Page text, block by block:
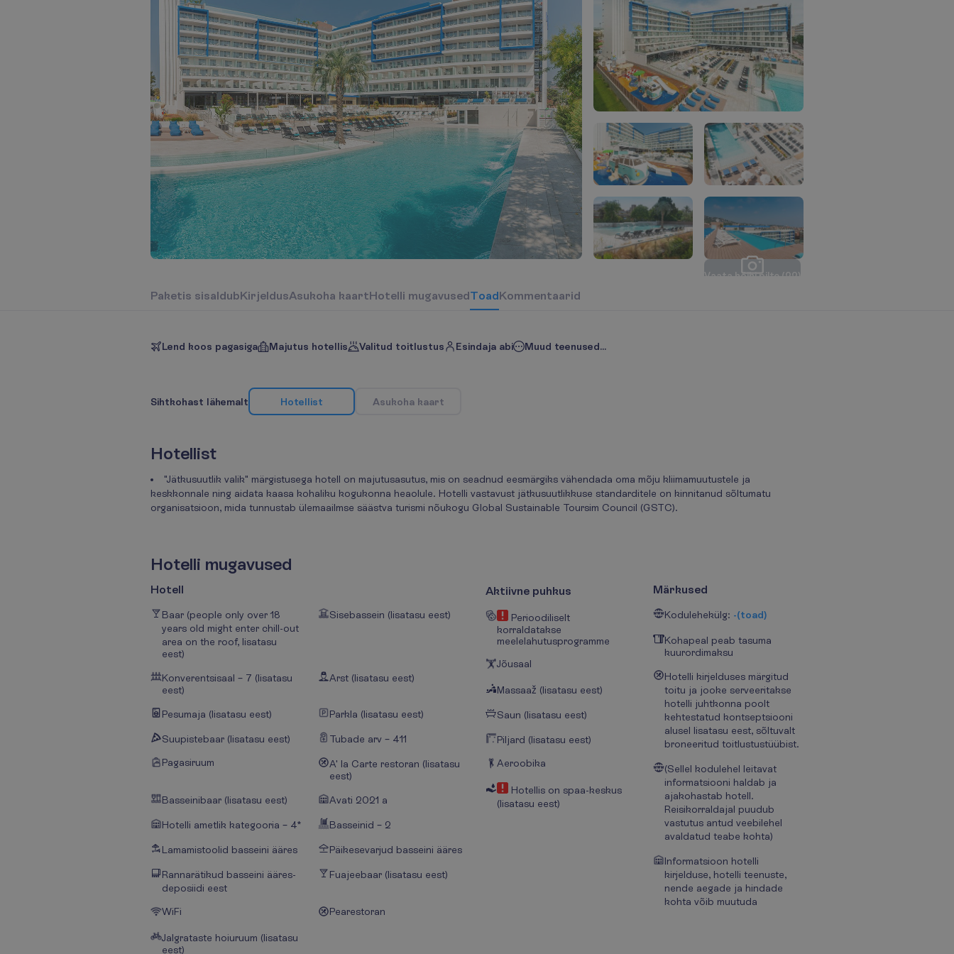
Vaata kõiki pilte (22)
Paketis sisaldubKirjeldusAsukoha kaartHotelli mugavusedToadKommentaarid
Lend koos pagasiga Majutus hotellis Valitud toitlustus Esindaja abi Muud teenused...
Sihtkohast lähemalt Hotellist Asukoha kaart
Hotellist
"Jätkusuutlik valik" märgistusega hotell on majutusasutus, mis on seadnud eesmärgiks vähendada oma mõju kliimamuutustele ja
keskkonnale ning aidata kaasa kohaliku kogukonna heaolule. Hotelli vastavust jätkusuutlikkuse standarditele on kinnitanud sõltumatu
organisatsioon, mida tunnustab ülemaailmse säästva turismi nõukogu Global Sustainable Toursim Council (GSTC).
Hotelli mugavused
Hotell
Baar (people only over 18
years old might enter chill-out
area on the roof, lisatasu
eest)
Sisebassein (lisatasu eest)
Konverentsisaal – 7 (lisatasu
eest)
Arst (lisatasu eest)
Pesumaja (lisatasu eest) Parkla (lisatasu eest)
Suupistebaar (lisatasu eest) Tubade arv – 411
Pagasiruum
A' la Carte restoran (lisatasu
eest)
Basseinibaar (lisatasu eest) Avati 2021 a
Hotelli ametlik kategooria – 4* Basseinid – 2
Lamamistoolid basseini ääres Päikesevarjud basseini ääres
Rannarätikud basseini ääres-
deposiidi eest
Fuajeebaar (lisatasu eest)
WiFi Pearestoran
Jalgrataste hoiuruum (lisatasu
eest)
Aktiivne puhkus
Perioodiliselt
korraldatakse
meelelahutusprogramme
Jõusaal
Massaaž (lisatasu eest)
Saun (lisatasu eest)
Piljard (lisatasu eest)
Aeroobika
Hotellis on spaa-keskus
(lisatasu eest)
Märkused
Kodulehekülg: -(toad)
Kohapeal peab tasuma
kuurordimaksu
Hotelli kirjelduses märgitud
toitu ja jooke serveeritakse
hotelli juhtkonna poolt
kehtestatud kontseptsiooni
alusel lisatasu eest, sõltuvalt
broneeritud toitlustustüübist.
(Sellel kodulehel leitavat
informatsiooni haldab ja
ajakohastab hotell.
Reisikorraldajal puudub
vastutus antud veebilehel
avaldatud teabe kohta)
Informatsioon hotelli
kirjelduse, hotelli teenuste,
nende aegade ja hindade
kohta võib muutuda